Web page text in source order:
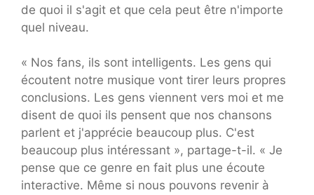
de quoi il s'agit et que cela peut être n'importe
quel niveau.
« Nos fans, ils sont intelligents. Les gens qui
écoutent notre musique vont tirer leurs propres
conclusions. Les gens viennent vers moi et me
disent de quoi ils pensent que nos chansons
parlent et j'apprécie beaucoup plus. C'est
beaucoup plus intéressant », partage-t-il. « Je
pense que ce genre en fait plus une écoute
interactive. Même si nous pouvons revenir à